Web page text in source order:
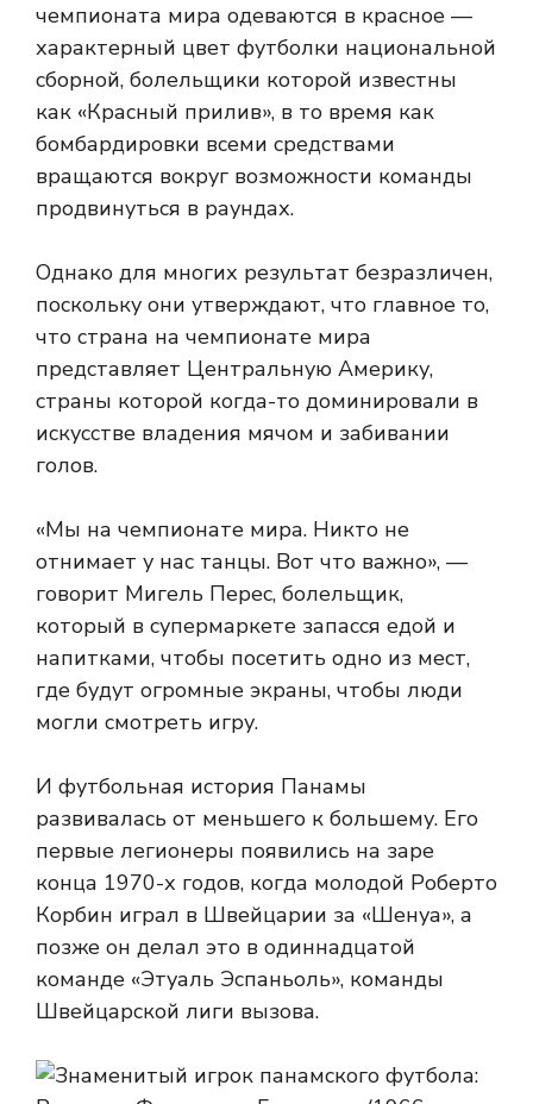
чемпионата мира одеваются в красное —
характерный цвет футболки национальной
сборной, болельщики которой известны
как «Красный прилив», в то время как
бомбардировки всеми средствами
вращаются вокруг возможности команды
продвинуться в раундах.
Однако для многих результат безразличен,
поскольку они утверждают, что главное то,
что страна на чемпионате мира
представляет Центральную Америку,
страны которой когда-то доминировали в
искусстве владения мячом и забивании
голов.
«Мы на чемпионате мира. Никто не
отнимает у нас танцы. Вот что важно», —
говорит Мигель Перес, болельщик,
который в супермаркете запасся едой и
напитками, чтобы посетить одно из мест,
где будут огромные экраны, чтобы люди
могли смотреть игру.
И футбольная история Панамы
развивалась от меньшего к большему. Его
первые легионеры появились на заре
конца 1970-х годов, когда молодой Роберто
Корбин играл в Швейцарии за «Шенуа», а
позже он делал это в одиннадцатой
команде «Этуаль Эспаньоль», команды
Швейцарской лиги вызова.